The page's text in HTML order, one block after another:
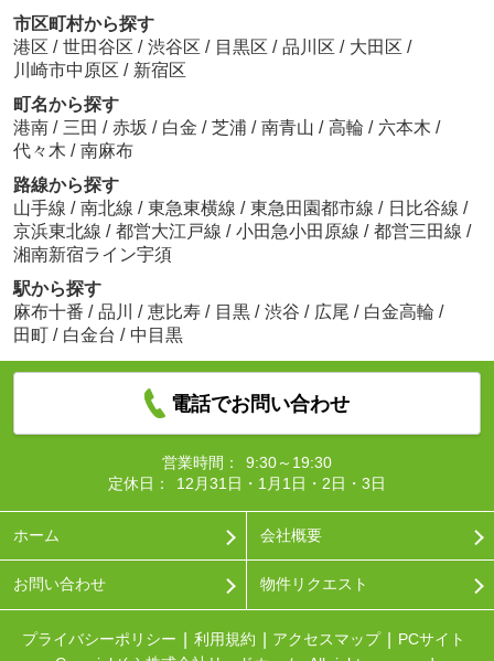
市区町村から探す
港区 / 世田谷区 / 渋谷区 / 目黒区 / 品川区 / 大田区 /
川崎市中原区 / 新宿区
町名から探す
港南 / 三田 / 赤坂 / 白金 / 芝浦 / 南青山 / 高輪 / 六本木 /
代々木 / 南麻布
路線から探す
山手線 / 南北線 / 東急東横線 / 東急田園都市線 / 日比谷線 /
京浜東北線 / 都営大江戸線 / 小田急小田原線 / 都営三田線 /
湘南新宿ライン宇須
駅から探す
麻布十番 / 品川 / 恵比寿 / 目黒 / 渋谷 / 広尾 / 白金高輪 /
田町 / 白金台 / 中目黒
電話でお問い合わせ
営業時間：
9:30～19:30
定休日：
12月31日・1月1日・2日・3日
ホーム 会社概要
お問い合わせ 物件リクエスト
プライバシーポリシー 利用規約 アクセスマップ
PCサイト